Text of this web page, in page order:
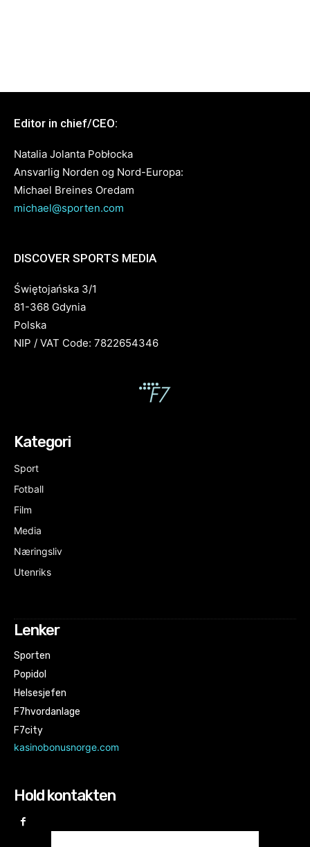
Editor in chief/CEO:
Natalia Jolanta Pobłocka
Ansvarlig Norden og Nord-Europa:
Michael Breines Oredam
michael@sporten.com
DISCOVER SPORTS MEDIA
Świętojańska 3/1
81-368 Gdynia
Polska
NIP / VAT Code: 7822654346
Kategori
Sport
Fotball
Film
Media
Næringsliv
Utenriks
Lenker
Sporten
Popidol
Helsesjefen
F7hvordanlage
F7city
kasinobonusnorge.com
Hold kontakten